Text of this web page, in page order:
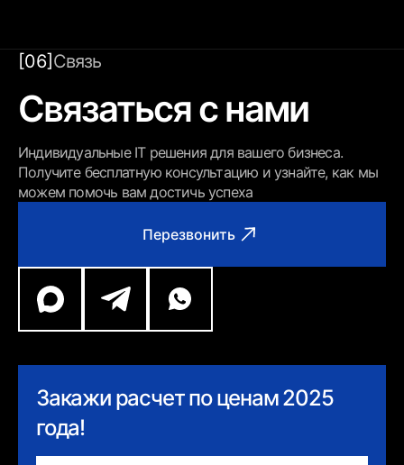
Перезвонить
[06]Связь
Связаться с нами
Индивидуальные IT решения для вашего бизнеса.
Получите бесплатную консультацию и узнайте, как мы
можем помочь вам достичь успеха
Закажи расчет по ценам 2025
года!